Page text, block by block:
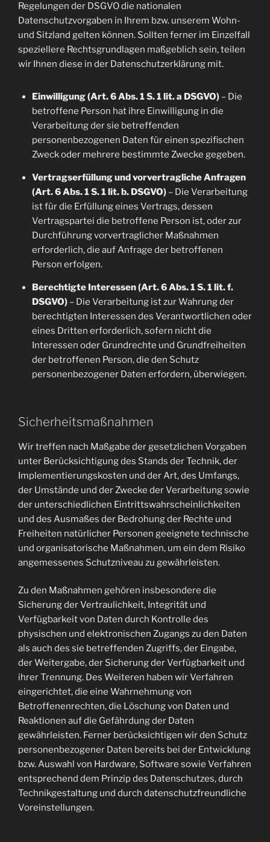
Regelungen der DSGVO die nationalen
Datenschutzvorgaben in Ihrem bzw. unserem Wohn-
und Sitzland gelten können. Sollten ferner im Einzelfall
speziellere Rechtsgrundlagen maßgeblich sein, teilen
wir Ihnen diese in der Datenschutzerklärung mit.
Einwilligung (Art. 6 Abs. 1 S. 1 lit. a DSGVO)– Die
betroffene Person hat ihre Einwilligung in die
Verarbeitung der sie betreffenden
personenbezogenen Daten für einen spezifischen
Zweck oder mehrere bestimmte Zwecke gegeben.
Vertragserfüllung und vorvertragliche Anfragen
(Art. 6 Abs. 1 S. 1 lit. b. DSGVO)– Die Verarbeitung
ist für die Erfüllung eines Vertrags, dessen
Vertragspartei die betroffene Person ist, oder zur
Durchführung vorvertraglicher Maßnahmen
erforderlich, die auf Anfrage der betroffenen
Person erfolgen.
Berechtigte Interessen (Art. 6 Abs. 1 S. 1 lit. f.
DSGVO)– Die Verarbeitung ist zur Wahrung der
berechtigten Interessen des Verantwortlichen oder
eines Dritten erforderlich, sofern nicht die
Interessen oder Grundrechte und Grundfreiheiten
der betroffenen Person, die den Schutz
personenbezogener Daten erfordern, überwiegen.
Sicherheitsmaßnahmen
Wir treffen nach Maßgabe der gesetzlichen Vorgaben
unter Berücksichtigung des Stands der Technik, der
Implementierungskosten und der Art, des Umfangs,
der Umstände und der Zwecke der Verarbeitung sowie
der unterschiedlichen Eintrittswahrscheinlichkeiten
und des Ausmaßes der Bedrohung der Rechte und
Freiheiten natürlicher Personen geeignete technische
und organisatorische Maßnahmen, um ein dem Risiko
angemessenes Schutzniveau zu gewährleisten.
Zu den Maßnahmen gehören insbesondere die
Sicherung der Vertraulichkeit, Integrität und
Verfügbarkeit von Daten durch Kontrolle des
physischen und elektronischen Zugangs zu den Daten
als auch des sie betreffenden Zugriffs, der Eingabe,
der Weitergabe, der Sicherung der Verfügbarkeit und
ihrer Trennung. Des Weiteren haben wir Verfahren
eingerichtet, die eine Wahrnehmung von
Betroffenenrechten, die Löschung von Daten und
Reaktionen auf die Gefährdung der Daten
gewährleisten. Ferner berücksichtigen wir den Schutz
personenbezogener Daten bereits bei der Entwicklung
bzw. Auswahl von Hardware, Software sowie Verfahren
entsprechend dem Prinzip des Datenschutzes, durch
Technikgestaltung und durch datenschutzfreundliche
Voreinstellungen.